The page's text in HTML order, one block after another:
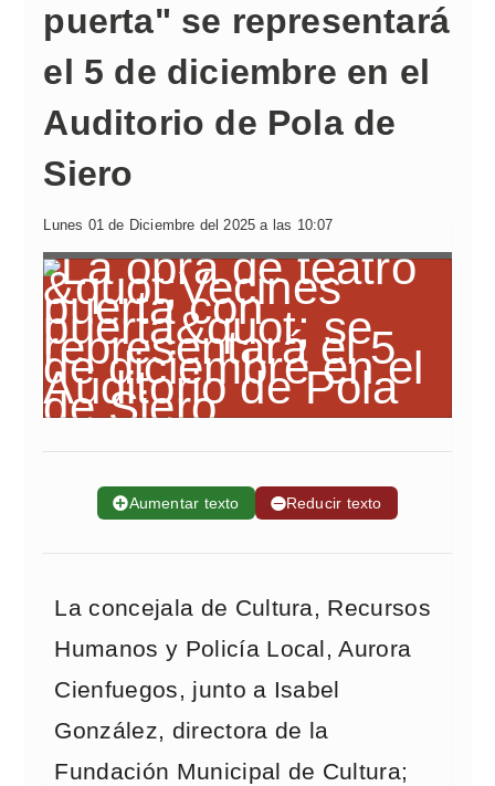
puerta" se representará
el 5 de diciembre en el
Auditorio de Pola de
Siero
Lunes 01 de Diciembre del 2025 a las 10:07
➕Aumentar texto ➖Reducir texto
La concejala de Cultura, Recursos
Humanos y Policía Local, Aurora
Cienfuegos, junto a Isabel
González, directora de la
Fundación Municipal de Cultura;